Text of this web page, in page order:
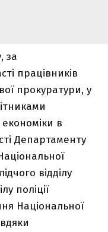
за
працівників
прокуратури, у
в
Департаменту
відділу
поліції
Національної